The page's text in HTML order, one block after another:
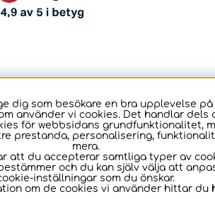
dig som besökare en bra upplevelse på
använder vi cookies. Det handlar dels
för webbsidans grundfunktionalitet,
prestanda, personalisering,
mera.
att du accepterar samtliga typer av
och du kan själv välja att
inställningar som du önskar.
om de cookies vi använder hittar du